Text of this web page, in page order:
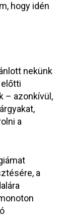
hogy idén
nekünk
– azonkívül,
a
a